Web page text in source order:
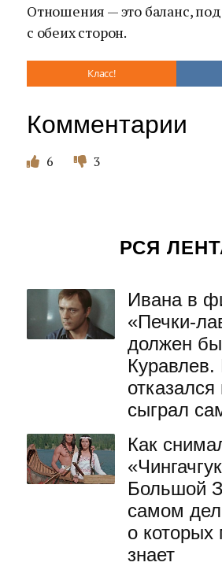
Отношения — это баланс,
с обеих сторон.
Класс!
Комментарии
6 3
РСЯ
Ивана в
«Печки-
должен
сыграл
Как
Большой
самом
о которых
знает